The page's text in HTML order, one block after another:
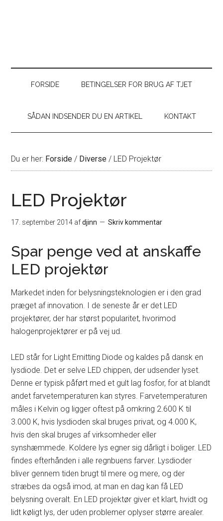
FORSIDE BETINGELSER FOR BRUG AF TJET
SÅDAN INDSENDER DU EN ARTIKEL KONTAKT
Du er her: Forside / Diverse / LED Projektør
LED Projektør
17. september 2014 afdjinn Skriv kommentar
Spar penge ved at anskaffe
LED projektør
Markedet inden for belysningsteknologien er i den grad
præget af innovation. I de seneste år er det LED
projektører, der har størst popularitet, hvorimod
halogenprojektører er på vej ud.
LED står for Light Emitting Diode og kaldes på dansk en
lysdiode. Det er selve LED chippen, der udsender lyset.
Denne er typisk påført med et gult lag fosfor, for at blandt
andet farvetemperaturen kan styres. Farvetemperaturen
måles i Kelvin og ligger oftest på omkring 2.600 K til
3.000 K, hvis lysdioden skal bruges privat, og 4.000 K,
hvis den skal bruges af virksomheder eller
synshæmmede. Koldere lys egner sig dårligt i boliger. LED
findes efterhånden i alle regnbuens farver. Lysdioder
bliver gennem tiden brugt til mere og mere, og der
stræbes da også imod, at man en dag kan få LED
belysning overalt. En LED projektør giver et klart, hvidt og
lidt køligt lys, der uden problemer oplyser større arealer.